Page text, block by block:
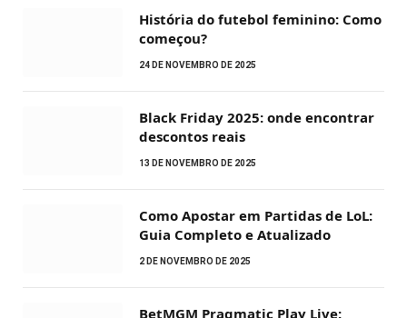
História do futebol feminino: Como
começou?
24 DE NOVEMBRO DE 2025
Black Friday 2025: onde encontrar
descontos reais
13 DE NOVEMBRO DE 2025
Como Apostar em Partidas de LoL:
Guia Completo e Atualizado
2 DE NOVEMBRO DE 2025
BetMGM Pragmatic Play Live: